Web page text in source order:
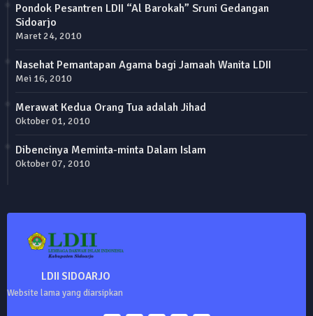
Pondok Pesantren LDII “Al Barokah” Sruni Gedangan
Sidoarjo
Maret 24, 2010
Nasehat Pemantapan Agama bagi Jamaah Wanita LDII
Mei 16, 2010
Merawat Kedua Orang Tua adalah Jihad
Oktober 01, 2010
Dibencinya Meminta-minta Dalam Islam
Oktober 07, 2010
LDII SIDOARJO
Website lama yang diarsipkan